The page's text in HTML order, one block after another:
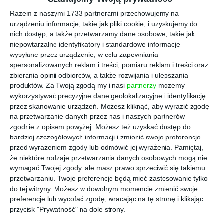
Razem z naszymi 1733 partnerami przechowujemy na
urządzeniu informacje, takie jak pliki cookie, i uzyskujemy do
nich dostęp, a także przetwarzamy dane osobowe, takie jak
niepowtarzalne identyfikatory i standardowe informacje
wysyłane przez urządzenie, w celu zapewniania
spersonalizowanych reklam i treści, pomiaru reklam i treści oraz
zbierania opinii odbiorców, a także rozwijania i ulepszania
produktów. Za Twoją zgodą my i nasi partnerzy możemy
wykorzystywać precyzyjne dane geolokalizacyjne i identyfikację
przez skanowanie urządzeń. Możesz kliknąć, aby wyrazić zgodę
na przetwarzanie danych przez nas i naszych partnerów
zgodnie z opisem powyżej. Możesz też uzyskać dostęp do
bardziej szczegółowych informacji i zmienić swoje preferencje
przed wyrażeniem zgody lub odmówić jej wyrażenia.
Pamiętaj,
że niektóre rodzaje przetwarzania danych osobowych mogą nie
wymagać Twojej zgody, ale masz prawo sprzeciwić się takiemu
przetwarzaniu. Twoje preferencje będą mieć zastosowanie tylko
do tej witryny. Możesz w dowolnym momencie zmienić swoje
preferencje lub wycofać zgodę, wracając na tę stronę i klikając
przycisk "Prywatność" na dole strony.
Od października system system kaucyjny
obejmuje: butelki plastikowe o pojemności do
3 litrów (kaucja w wysokości 50 gr) i metalowe
puszki do 1 litra (kaucja w wysokości 50 gr). Z
kolei od stycznia 2026 roku system będzie
obejmować również szklane butelki
wielorazowego użytku o pojemności do 1,5
litra (kaucja 1 zł).
Wraz z uruchomieniem systemu kaucyjnego w
sklepach dostępne będą napoje w
opakowaniach specjalnie oznaczonych –
otrzymają one charakterystyczny znak
graficzny oraz unikalny kod. Na etykiecie
znajdzie się również wyraźna informacja o
kwocie kaucji, jaka obowiązuje przy zakupie –
50 groszy albo 1 złoty, w zależności od rodzaju